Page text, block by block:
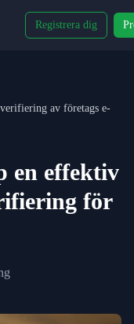
Registrera dig
av företags e-
en effektiv
för